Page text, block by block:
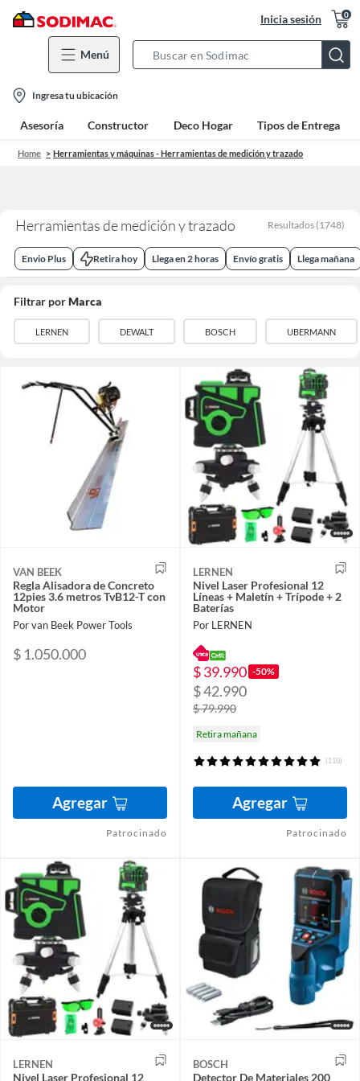
Inicia sesión 0
Menú
Bar
location-
icon
Ingresa tu ubicación
Asesoría Constructor Deco Hogar Tipos de Entrega
Home Herramientas y máquinas - Herramientas de medición y trazado
Herramientas de medición y trazado Resultados (1748)
Envio Plus Retira hoy Llega en 2 horas Envío gratis Llega mañana
Filtrar porMarca
LERNEN DEWALT BOSCH UBERMANN
VAN BEEK
Regla Alisadora de Concreto
12pies 3.6 metros TvB12-T con
Motor
Por van Beek Power Tools
$ 1.050.000
Agregar
Patrocinado
LERNEN
Nivel Laser Profesional 12
Líneas + Maletín + Trípode + 2
Baterías
Por LERNEN
$ 39.990 -50%
$ 42.990
$ 79.990
Retira mañana
(110)
Agregar
Patrocinado
LERNEN
Nivel Laser Profesional 12
BOSCH
Detector De Materiales 200